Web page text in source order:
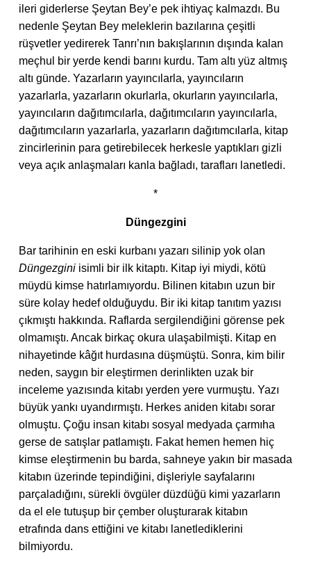
ileri giderlerse Şeytan Bey’e pek ihtiyaç kalmazdı. Bu
nedenle Şeytan Bey meleklerin bazılarına çeşitli
rüşvetler yedirerek Tanrı’nın bakışlarının dışında kalan
meçhul bir yerde kendi barını kurdu. Tam altı yüz altmış
altı günde. Yazarların yayıncılarla, yayıncıların
yazarlarla, yazarların okurlarla, okurların yayıncılarla,
yayıncıların dağıtımcılarla, dağıtımcıların yayıncılarla,
dağıtımcıların yazarlarla, yazarların dağıtımcılarla, kitap
zincirlerinin para getirebilecek herkesle yaptıkları gizli
veya açık anlaşmaları kanla bağladı, tarafları lanetledi.
*
Düngezgini
Bar tarihinin en eski kurbanı yazarı silinip yok olan
Düngezgini isimli bir ilk kitaptı. Kitap iyi miydi, kötü
müydü kimse hatırlamıyordu. Bilinen kitabın uzun bir
süre kolay hedef olduğuydu. Bir iki kitap tanıtım yazısı
çıkmıştı hakkında. Raflarda sergilendiğini görense pek
olmamıştı. Ancak birkaç okura ulaşabilmişti. Kitap en
nihayetinde kâğıt hurdasına düşmüştü. Sonra, kim bilir
neden, saygın bir eleştirmen derinlikten uzak bir
inceleme yazısında kitabı yerden yere vurmuştu. Yazı
büyük yankı uyandırmıştı. Herkes aniden kitabı sorar
olmuştu. Çoğu insan kitabı sosyal medyada çarmıha
gerse de satışlar patlamıştı. Fakat hemen hemen hiç
kimse eleştirmenin bu barda, sahneye yakın bir masada
kitabın üzerinde tepindiğini, dişleriyle sayfalarını
parçaladığını, sürekli övgüler düzdüğü kimi yazarların
da el ele tutuşup bir çember oluşturarak kitabın
etrafında dans ettiğini ve kitabı lanetlediklerini
bilmiyordu.